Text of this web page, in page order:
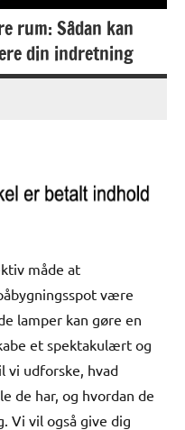
rum: Sådan kan
din indretning
måde at
være
lamper kan gøre en
et spektakulært og
vi udforske, hvad
de har, og hvordan de
Vi vil også give dig